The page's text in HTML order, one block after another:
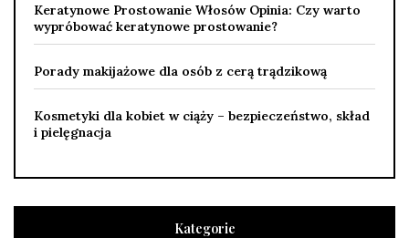
Keratynowe Prostowanie Włosów Opinia: Czy warto
wypróbować keratynowe prostowanie?
Porady makijażowe dla osób z cerą trądzikową
Kosmetyki dla kobiet w ciąży – bezpieczeństwo, skład
i pielęgnacja
Kategorie